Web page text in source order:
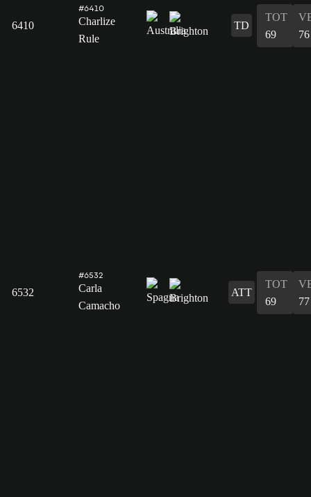
6410
#6410
Charlize
Rule
TD
TOT
69
76
6532
#6532
Carla
Camacho
ATT
TOT
69
77